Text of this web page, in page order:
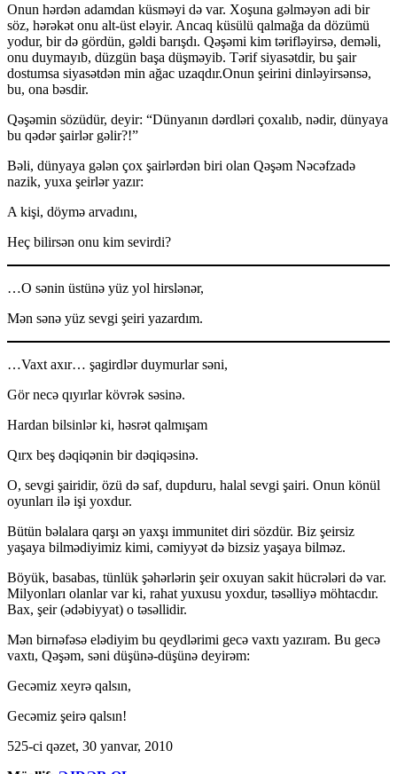
Onun hərdən adamdan küsməyi də var. Xoşuna gəlməyən adi bir
söz, hərəkət onu alt-üst eləyir. Ancaq küsülü qalmağa da dözümü
yodur, bir də gördün, gəldi barışdı. Qəşəmi kim tərifləyirsə, deməli,
onu duymayıb, düzgün başa düşməyib. Tərif siyasətdir, bu şair
dostumsa siyasətdən min ağac uzaqdır.Onun şeirini dinləyirsənsə,
bu, ona bəsdir.
Qəşəmin sözüdür, deyir: “Dünyanın dərdləri çoxalıb, nədir, dünyaya
bu qədər şairlər gəlir?!”
Bəli, dünyaya gələn çox şairlərdən biri olan Qəşəm Nəcəfzadə
nazik, yuxa şeirlər yazır:
A kişi, döymə arvadını,
Heç bilirsən onu kim sevirdi?
…O sənin üstünə yüz yol hirslənər,
Mən sənə yüz sevgi şeiri yazardım.
…Vaxt axır… şagirdlər duymurlar səni,
Gör necə qıyırlar kövrək səsinə.
Hardan bilsinlər ki, həsrət qalmışam
Qırx beş dəqiqənin bir dəqiqəsinə.
O, sevgi şairidir, özü də saf, dupduru, halal sevgi şairi. Onun könül
oyunları ilə işi yoxdur.
Bütün bəlalara qarşı ən yaxşı immunitet diri sözdür. Biz şeirsiz
yaşaya bilmədiyimiz kimi, cəmiyyət də bizsiz yaşaya bilməz.
Böyük, basabas, tünlük şəhərlərin şeir oxuyan sakit hücrələri də var.
Milyonları olanlar var ki, rahat yuxusu yoxdur, təsəlliyə möhtacdır.
Bax, şeir (ədəbiyyat) o təsəllidir.
Mən birnəfəsə elədiyim bu qeydlərimi gecə vaxtı yazıram. Bu gecə
vaxtı, Qəşəm, səni düşünə-düşünə deyirəm:
Gecəmiz xeyrə qalsın,
Gecəmiz şeirə qalsın!
525-ci qəzet, 30 yanvar, 2010